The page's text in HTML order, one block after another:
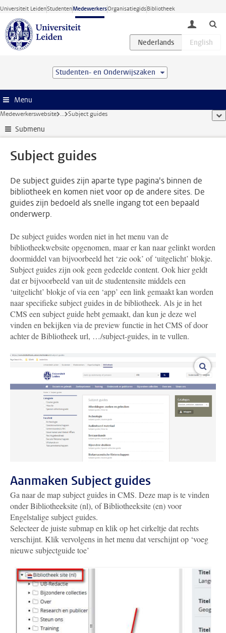
Ga direct naar de inhoud
Universiteit LeidenStudentenMedewerkersOrganisatiegidsBibliotheek
toggle
Studenten- en Onderwijszaken
Menu
Medewerkerswebsite ... Subject guides
Submenu
Subject guides
De subject guides zijn aparte type pagina's binnen de
bibliotheek en komen niet voor op de andere sites. De
guides zijn bedoeld als snelle ingang tot een bepaald
onderwerp.
De subject guides worden niet in het menu van de
bibliotheekwebsite opgenomen, maar er kan naar gelinkt worden
doormiddel van bijvoorbeeld het ‘zie ook’ of ‘uitgelicht’ blokje.
Subject guides zijn ook geen gedeelde content. Ook hier geldt
dat er bijvoorbeeld van uit de studentensite middels een
‘uitgelicht’ blokje of via een ‘app’ een link gemaakt kan worden
naar specifieke subject guides in de bibliotheek. Als je in het
CMS een subject guide hebt gemaakt, dan kun je deze wel
vinden en bekijken via de preview functie in het CMS of door
achter de Bibliotheek url, …/subject-guides, in te vullen.
Aanmaken Subject guides
Ga naar de map subject guides in CMS. Deze map is te vinden
onder Bibliotheeksite (nl), of Bibliotheeksite (en) voor
Engelstalige subject guides.
Selecteer de juiste submap en klik op het cirkeltje dat rechts
verschijnt. Klik vervolgens in het menu dat verschijnt op ‘voeg
nieuwe subjectguide toe’